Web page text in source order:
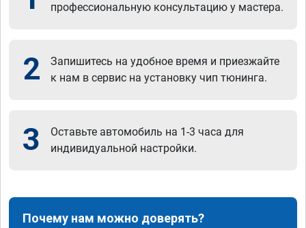
профессиональную консультацию у мастера.
2
Запишитесь на удобное время и приезжайте
к нам в сервис на установку чип тюнинга.
3
Оставьте автомобиль на 1-3 часа для
индивидуальной настройки.
Почему нам можно доверять?